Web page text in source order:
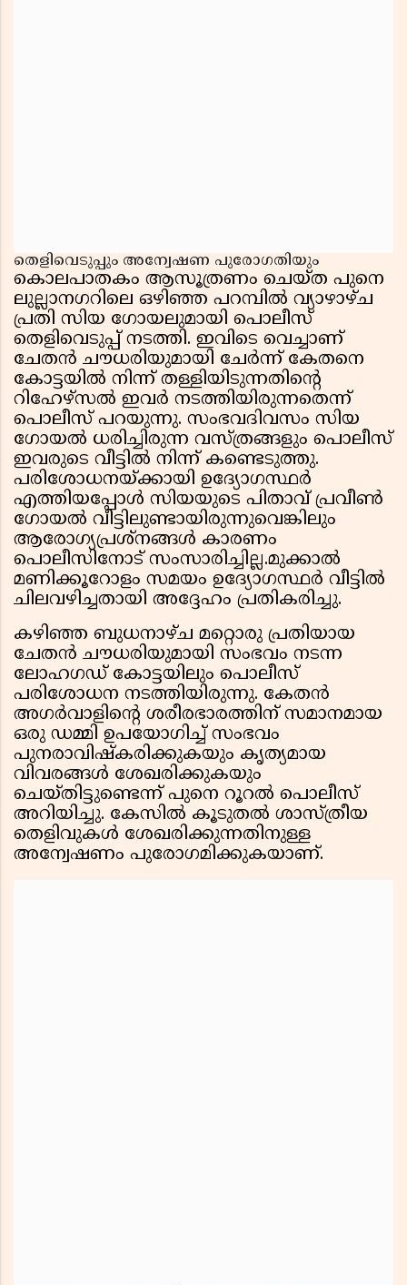
തെളിവെടുപ്പും അന്വേഷണ പുരോഗതിയും
കൊലപാതകം ആസൂത്രണം ചെയ്ത പുനെ
ലുല്ലാനഗറിലെ ഒഴിഞ്ഞ പറമ്പിൽ വ്യാഴാഴ്ച
പ്രതി സിയ ഗോയലുമായി പൊലീസ്
തെളിവെടുപ്പ് നടത്തി. ഇവിടെ വെച്ചാണ്
ചേതൻ ചൗധരിയുമായി ചേർന്ന് കേതനെ
കോട്ടയിൽ നിന്ന് തള്ളിയിടുന്നതിന്റെ
റിഹേഴ്സൽ ഇവർ നടത്തിയിരുന്നതെന്ന്
പൊലീസ് പറയുന്നു. സംഭവദിവസം സിയ
ഗോയൽ ധരിച്ചിരുന്ന വസ്ത്രങ്ങളും പൊലീസ്
ഇവരുടെ വീട്ടിൽ നിന്ന് കണ്ടെടുത്തു.
പരിശോധനയ്ക്കായി ഉദ്യോഗസ്ഥർ
എത്തിയപ്പോൾ സിയയുടെ പിതാവ് പ്രവീൺ
ഗോയൽ വീട്ടിലുണ്ടായിരുന്നുവെങ്കിലും
ആരോഗ്യപ്രശ്നങ്ങൾ കാരണം
പൊലീസിനോട് സംസാരിച്ചില്ല.മുക്കാൽ
മണിക്കൂറോളം സമയം ഉദ്യോഗസ്ഥർ വീട്ടിൽ
ചിലവഴിച്ചതായി അദ്ദേഹം പ്രതികരിച്ചു.
കഴിഞ്ഞ ബുധനാഴ്ച മറ്റൊരു പ്രതിയായ
ചേതൻ ചൗധരിയുമായി സംഭവം നടന്ന
ലോഹഗഡ് കോട്ടയിലും പൊലീസ്
പരിശോധന നടത്തിയിരുന്നു. കേതൻ
അഗർവാളിന്റെ ശരീരഭാരത്തിന് സമാനമായ
ഒരു ഡമ്മി ഉപയോഗിച്ച് സംഭവം
പുനരാവിഷ്കരിക്കുകയും കൃത്യമായ
വിവരങ്ങൾ ശേഖരിക്കുകയും
ചെയ്തിട്ടുണ്ടെന്ന് പുനെ റൂറൽ പൊലീസ്
അറിയിച്ചു. കേസിൽ കൂടുതൽ ശാസ്ത്രീയ
തെളിവുകൾ ശേഖരിക്കുന്നതിനുള്ള
അന്വേഷണം പുരോഗമിക്കുകയാണ്.